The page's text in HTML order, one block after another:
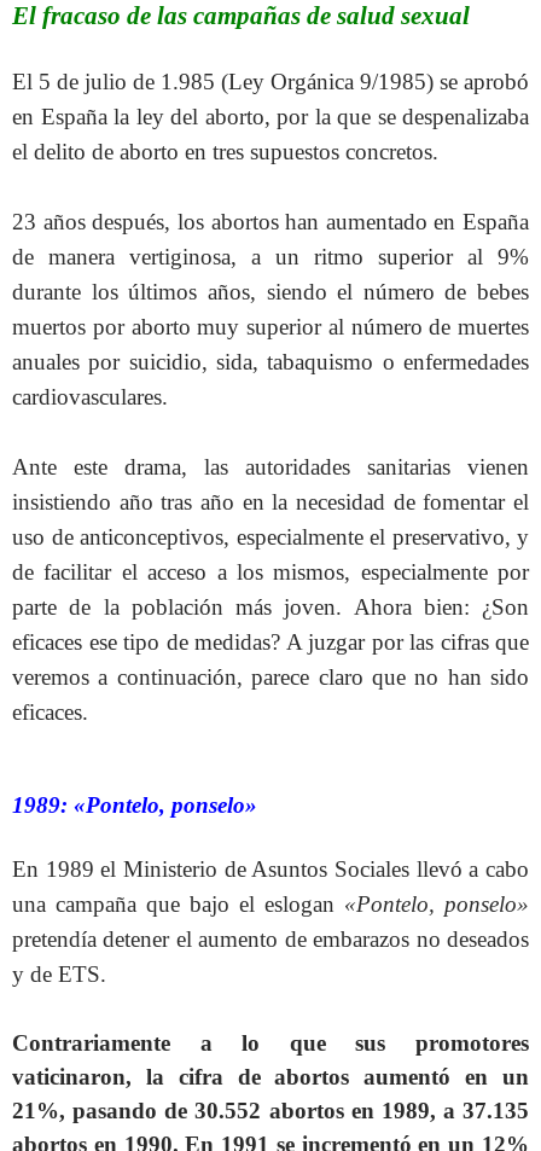
El fracaso de las campañas de salud sexual
El 5 de julio de 1.985 (Ley Orgánica 9/1985) se aprobó
en España la ley del aborto, por la que se despenalizaba
el delito de aborto en tres supuestos concretos.
23 años después, los abortos han aumentado en España
de manera vertiginosa, a un ritmo superior al 9%
durante los últimos años, siendo el número de bebes
muertos por aborto muy superior al número de muertes
anuales por suicidio, sida, tabaquismo o enfermedades
cardiovasculares.
Ante este drama, las autoridades sanitarias vienen
insistiendo año tras año en la necesidad de fomentar el
uso de anticonceptivos, especialmente el preservativo, y
de facilitar el acceso a los mismos, especialmente por
parte de la población más joven. Ahora bien: ¿Son
eficaces ese tipo de medidas? A juzgar por las cifras que
veremos a continuación, parece claro que no han sido
eficaces.
1989: «Pontelo, ponselo»
En 1989 el Ministerio de Asuntos Sociales llevó a cabo
una campaña que bajo el eslogan «Pontelo, ponselo»
pretendía detener el aumento de embarazos no deseados
y de ETS.
Contrariamente a lo que sus promotores
vaticinaron, la cifra de abortos aumentó en un
21%, pasando de 30.552 abortos en 1989, a 37.135
abortos en 1990. En 1991 se incrementó en un 12%